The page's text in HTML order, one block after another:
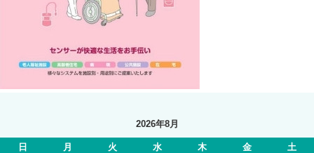
2026年8月
日 月 火 水 木 金 土